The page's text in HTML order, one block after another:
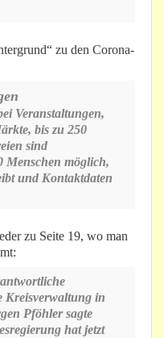
zu den Corona-
Veranstaltungen,
bis zu 250
sind
Menschen möglich,
und Kontaktdaten
zu Seite 19, wo man
Kreisverwaltung in
Pföhler sagte
hat jetzt